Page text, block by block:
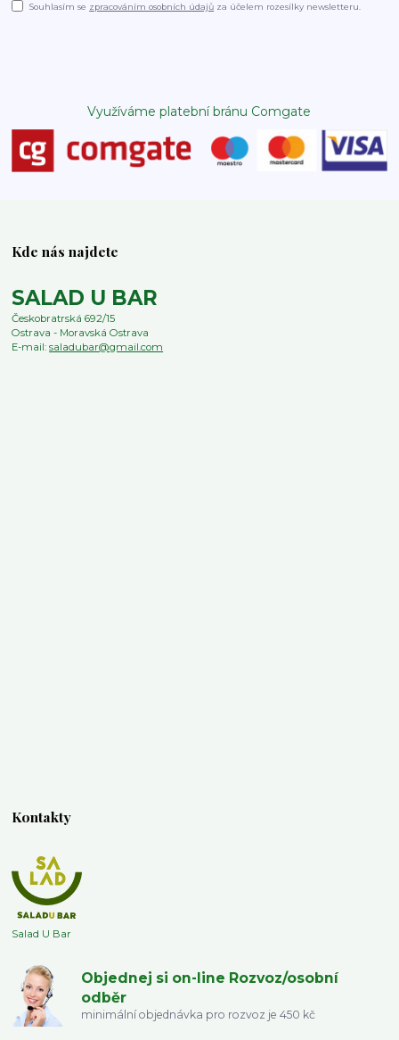
Souhlasím se zpracováním osobních údajů za účelem rozesílky newsletteru.
Využíváme platební bránu Comgate
Kde nás najdete
SALAD U BAR
Českobratrská 692/15
Ostrava - Moravská Ostrava
E-mail:saladubar@gmail.com
Kontakty
Salad U Bar
Objednej si on-line Rozvoz/osobní
odběr
minimální objednávka pro rozvoz je 450 kč